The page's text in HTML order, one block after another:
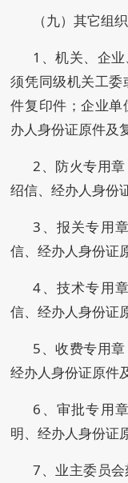
（九）其它组
1、机关、企
须凭同级机关工
件复印件；企业
办人身份证原件及
2、防火专用
绍信、经办人身份
3、报关专用
信、经办人身份证
4、技术专用
信、经办人身份证
5、收费专用章
经办人身份证原件
6、审批专用
明、经办人身份证
7、业主委员